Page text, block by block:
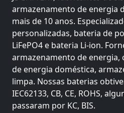
armazenamento de energia
mais de 10 anos.
personalizadas, bateria de
LiFePO4 e bateria Li-ion.
armazenamento de energia,
de energia doméstica,
limpa. Nossas baterias
IEC62133, CB, CE, ROHS,
passaram por KC, BIS.